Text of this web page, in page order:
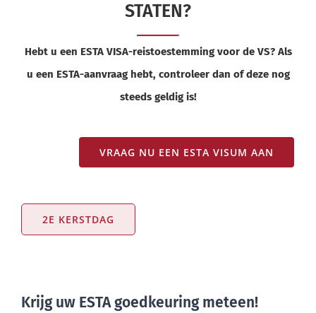
STATEN?
Hebt u een ESTA VISA-reistoestemming voor de VS? Als
u een ESTA-aanvraag hebt, controleer dan of deze nog
steeds geldig is!
VRAAG NU EEN ESTA VISUM AAN
2E KERSTDAG
Krijg uw ESTA goedkeuring meteen!